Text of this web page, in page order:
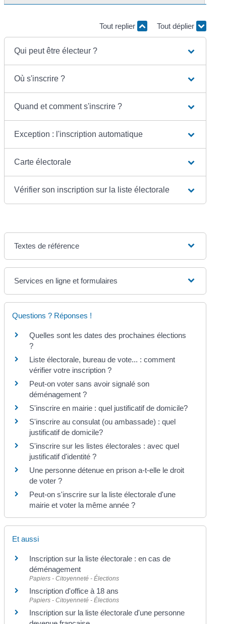
Tout replier Tout déplier
Qui peut être électeur ?
Où s'inscrire ?
Quand et comment s'inscrire ?
Exception : l'inscription automatique
Carte électorale
Vérifier son inscription sur la liste électorale
Textes de référence
Services en ligne et formulaires
Questions ? Réponses !
Quelles sont les dates des prochaines élections
?
Liste électorale, bureau de vote... : comment
vérifier votre inscription ?
Peut-on voter sans avoir signalé son
déménagement ?
S'inscrire en mairie : quel justificatif de domicile?
S'inscrire au consulat (ou ambassade) : quel
justificatif de domicile?
S'inscrire sur les listes électorales : avec quel
justificatif d'identité ?
Une personne détenue en prison a-t-elle le droit
de voter ?
Peut-on s'inscrire sur la liste électorale d'une
mairie et voter la même année ?
Et aussi
Inscription sur la liste électorale : en cas de
déménagement
Papiers - Citoyenneté - Élections
Inscription d'office à 18 ans
Papiers - Citoyenneté - Élections
Inscription sur la liste électorale d'une personne